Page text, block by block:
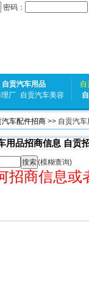
密码：
自贡汽车用品
厂 自贡汽车美容
自
汽车配件招商 >> 自贡汽
用品招商信息 自贡
(模糊查询)
招商信息或